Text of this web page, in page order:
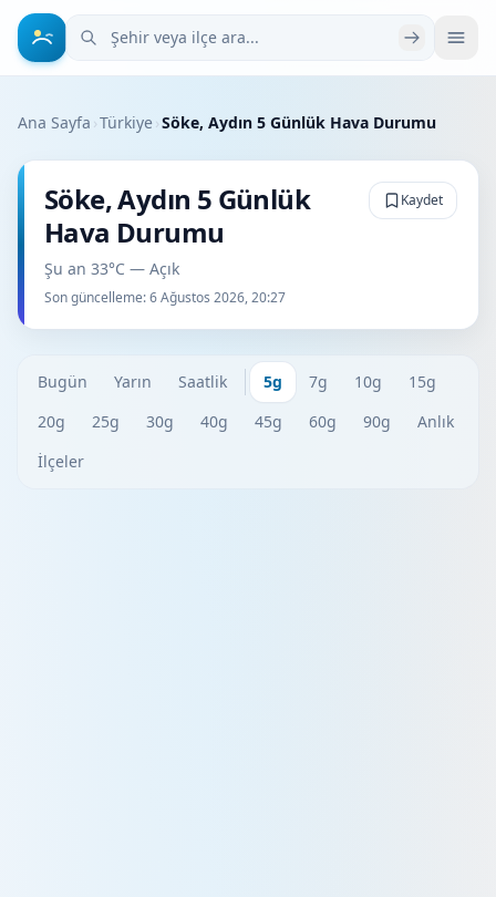
Şehir veya ilçe ara
Ana Sayfa ›Türkiye›Söke, Aydın 5 Günlük Hava Durumu
Söke, Aydın 5 Günlük
Hava Durumu
Şu an 33°C — Açık
Son güncelleme:6 Ağustos 2026, 20:27
Kaydet
Bugün Yarın Saatlik 5g 7g 10g
15g
20g
25g 30g 40g 45g 60g 90g
Anlık
İlçeler